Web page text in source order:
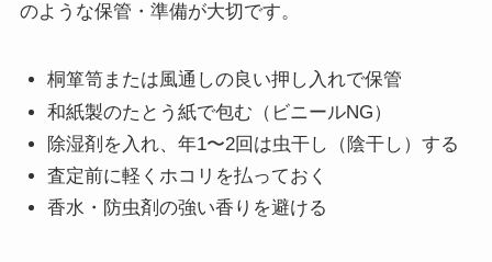
のような保管・準備が大切です。
桐箪笥または風通しの良い押し入れで保管
和紙製のたとう紙で包む（ビニールNG）
除湿剤を入れ、年1〜2回は虫干し（陰干し）する
査定前に軽くホコリを払っておく
香水・防虫剤の強い香りを避ける